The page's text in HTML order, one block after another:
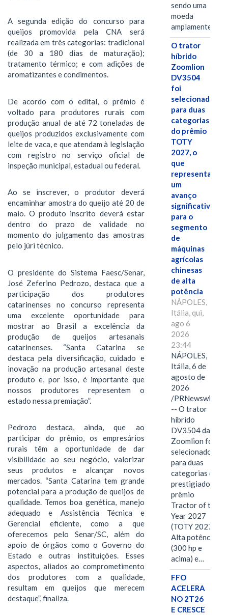
A segunda edição do concurso para
queijos promovida pela CNA será
realizada em três categorias: tradicional
(de 30 a 180 dias de maturação);
tratamento térmico; e com adições de
aromatizantes e condimentos.
De acordo com o edital, o prêmio é
voltado para produtores rurais com
produção anual de até 72 toneladas de
queijos produzidos exclusivamente com
leite de vaca, e que atendam à legislação
com registro no serviço oficial de
inspeção municipal, estadual ou federal.
Ao se inscrever, o produtor deverá
encaminhar amostra do queijo até 20 de
maio. O produto inscrito deverá estar
dentro do prazo de validade no
momento do julgamento das amostras
pelo júri técnico.
O presidente do Sistema Faesc/Senar,
José Zeferino Pedrozo, destaca que a
participação dos produtores
catarinenses no concurso representa
uma excelente oportunidade para
mostrar ao Brasil a excelência da
produção de queijos artesanais
catarinenses. “Santa Catarina se
destaca pela diversificação, cuidado e
inovação na produção artesanal deste
produto e, por isso, é importante que
nossos produtores representem o
estado nessa premiação”.
Pedrozo destaca, ainda, que ao
participar do prêmio, os empresários
rurais têm a oportunidade de dar
visibilidade ao seu negócio, valorizar
seus produtos e alcançar novos
mercados. “Santa Catarina tem grande
potencial para a produção de queijos de
qualidade. Temos boa genética, manejo
adequado e Assistência Técnica e
Gerencial eficiente, como a que
oferecemos pelo Senar/SC, além do
apoio de órgãos como o Governo do
Estado e outras instituições. Esses
aspectos, aliados ao comprometimento
dos produtores com a qualidade,
resultam em queijos que merecem
destaque”, finaliza.
sendo uma
moeda
amplamente…
O trator
híbrido
Zoomlion
DV3504
foi
selecionado
para duas
categorias
do prêmio
TOTY
2027, o
que
representa
um
avanço
significativo
para o
segmento
de
máquinas
agrícolas
chinesas
de alta
potência
NÁPOLES,
Itália, qui,
ago 6
2026
23:44
NÁPOLES,
Itália, 6 de
agosto de
2026
/PRNewswire/
-- O trator
híbrido
DV3504 da
Zoomlion foi
selecionado
para duas
categorias do
prestigiado
prêmio
Tractor of the
Year 2027
(TOTY 2027:
Alta potência
(300 hp e
acima) e…
FFO
ACELERA
NO 2T26
E CRESCE